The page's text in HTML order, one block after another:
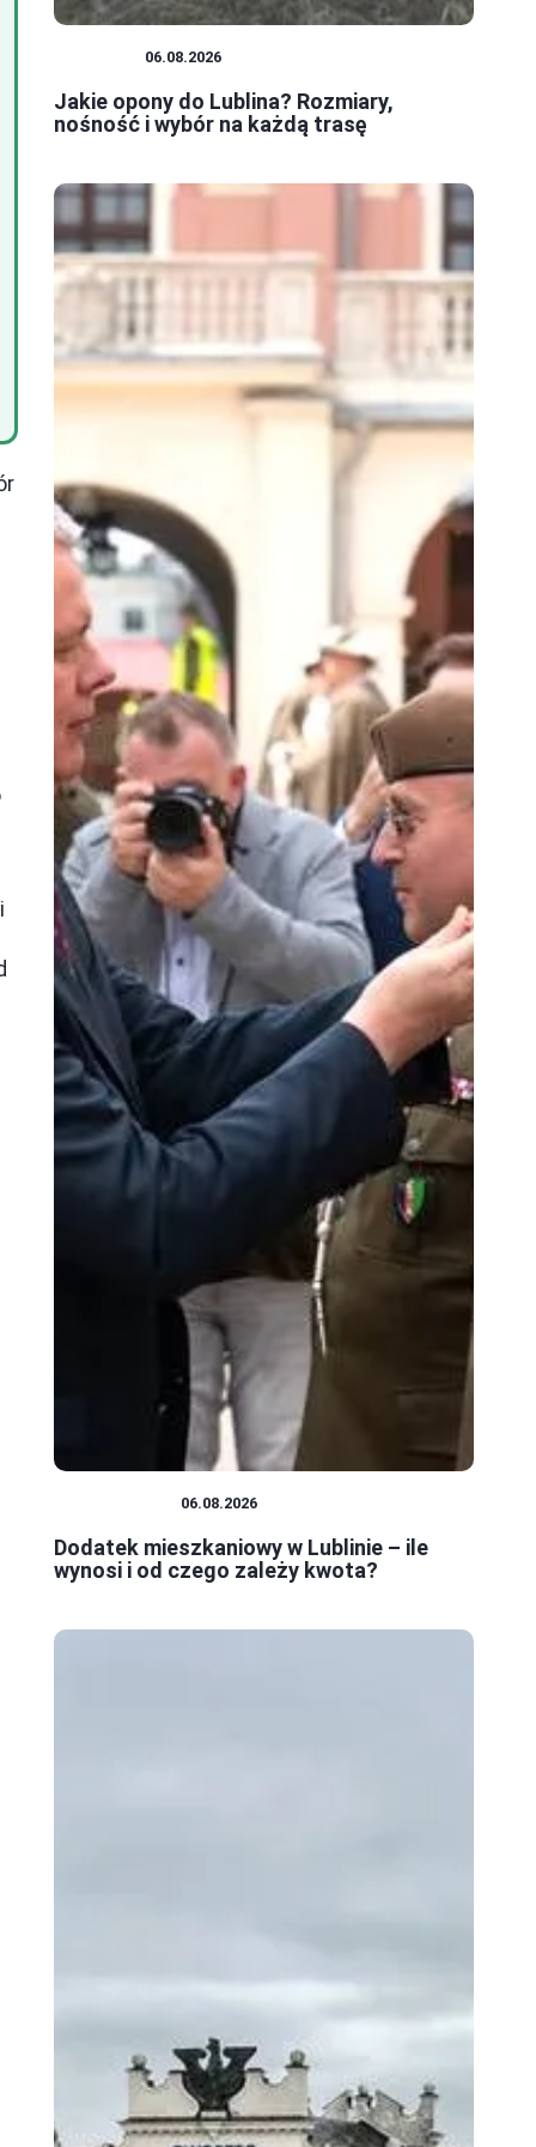
06.08.2026
Jakie opony do Lublina? Rozmiary,
nośność i wybór na każdą trasę
06.08.2026
Dodatek mieszkaniowy w Lublinie – ile
wynosi i od czego zależy kwota?